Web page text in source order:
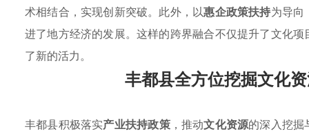
术相结合，实现创新突破。此外，以惠企政策扶持为导向
进了地方经济的发展。这样的跨界融合不仅提升了文化
了新的活力。
丰都县全方位挖掘文化
丰都县积极落实产业扶持政策，推动文化资源的深入挖掘